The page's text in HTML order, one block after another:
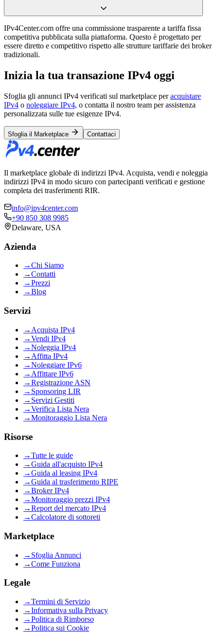
IPv4Center.com offre una commissione trasparente a tariffa fissa
competitiva pubblicata sulla piattaforma. Questo è progettato per
essere diretto e competitivo rispetto alle strutture tariffarie dei broker
tradizionali.
Inizia la tua transazione IPv4 oggi
Sfoglia gli annunci IPv4 verificati sul marketplace peracquistare
IPv4 o noleggiare IPv4, o contatta il nostro team per assistenza
personalizzata sulle tue esigenze IPv4.
Sfoglia il Marketplace Contattaci
Il marketplace globale di indirizzi IPv4. Acquista, vendi e noleggia
indirizzi IPv4 in modo sicuro con partecipanti verificati e gestione
completa dei trasferimenti RIR.
info@ipv4center.com
+90 850 308 9985
Delaware, USA
Azienda
→Chi Siamo
→Contatti
→Prezzi
→Blog
Servizi
→ Acquista IPv4
→Vendi IPv4
→Noleggia IPv4
→ Affitta IPv4
→Noleggiare IPv6
→ Affittare IPv6
→Registrazione ASN
→ Sponsoring LIR
→ Servizi Gestiti
→Verifica Lista Nera
→Monitoraggio Lista Nera
Risorse
→Tutte le guide
→Guida all'acquisto IPv4
→Guida al leasing IPv4
→Guida al trasferimento RIPE
→Broker IPv4
→Monitoraggio prezzi IPv4
→Report del mercato IPv4
→Calcolatore di sottoreti
Marketplace
→ Sfoglia Annunci
→Come Funziona
Legale
→Termini di Servizio
→Informativa sulla Privacy
→Politica di Rimborso
→Politica sui Cookie